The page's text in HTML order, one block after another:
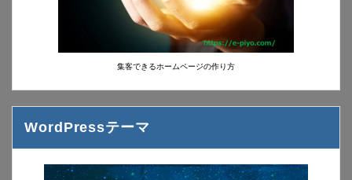
集客できるホームページの作り方
WordPressテーマ